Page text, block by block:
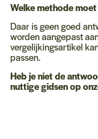
Welke methode moet
Daar is geen goed
worden aangepast
vergelijkingsartikel
passen.
Heb je niet de
nuttige gidsen op